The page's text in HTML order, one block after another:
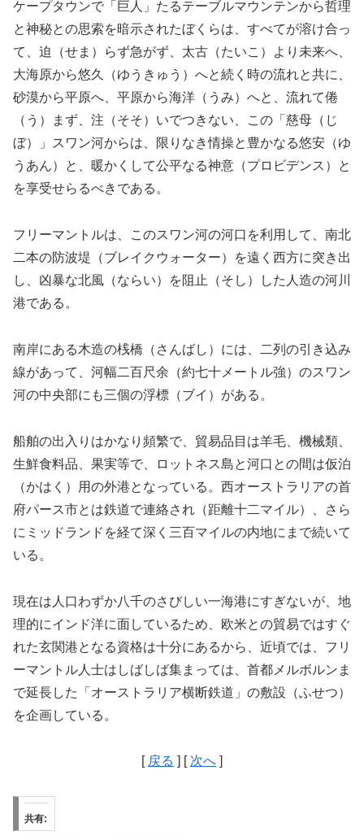
ケープタウンで「巨人」たるテーブルマウンテンから哲理
と神秘との思索を暗示されたぼくらは、すべてが溶け合っ
て、迫（せま）らず急がず、太古（たいこ）より未来へ、
大海原から悠久（ゆうきゅう）へと続く時の流れと共に、
砂漠から平原へ、平原から海洋（うみ）へと、流れて倦
（う）まず、注（そそ）いでつきない、この「慈母（じ
ぼ）」スワン河からは、限りなき情操と豊かなる悠安（ゆ
うあん）と、暖かくして公平なる神意（プロビデンス）と
を享受せらるべきである。
フリーマントルは、このスワン河の河口を利用して、南北
二本の防波堤（ブレイクウォーター）を遠く西方に突き出
し、凶暴な北風（ならい）を阻止（そし）した人造の河川
港である。
南岸にある木造の桟橋（さんばし）には、二列の引き込み
線があって、河幅二百尺余（約七十メートル強）のスワン
河の中央部にも三個の浮標（ブイ）がある。
船舶の出入りはかなり頻繁で、貿易品目は羊毛、機械類、
生鮮食料品、果実等で、ロットネス島と河口との間は仮泊
（かはく）用の外港となっている。西オーストラリアの首
府パース市とは鉄道で連絡され（距離十二マイル）、さら
にミッドランドを経て深く三百マイルの内地にまで続いて
いる。
現在は人口わずか八千のさびしい一海港にすぎないが、地
理的にインド洋に面しているため、欧米との貿易ではすぐ
れた玄関港となる資格は十分にあるから、近頃では、フリ
ーマントル人士はしばしば集まっては、首都メルボルンま
で延長した「オーストラリア横断鉄道」の敷設（ふせつ）
を企画している。
[ 戻る ] [ 次へ ]
共有: